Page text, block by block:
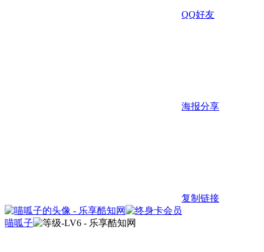
QQ好友
海报分享
复制链接
喵呱子